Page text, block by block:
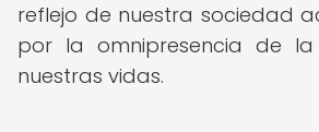
reflejo de nuestra sociedad
por la omnipresencia de
nuestras vidas.